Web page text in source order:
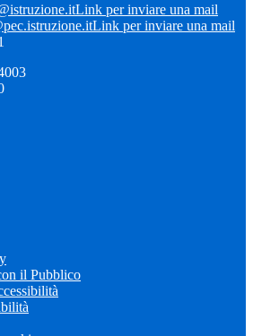
Link per inviare una mail
Link per inviare una mail
il Pubblico